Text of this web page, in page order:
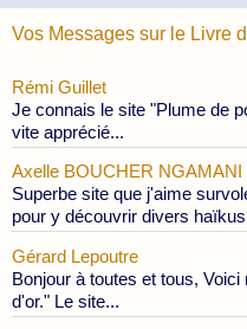
Vos Messages sur le Livre
Rémi Guillet
Je connais le site "Plume de
vite apprécié...
Axelle BOUCHER NGAMANI
Superbe site que j'aime
pour y découvrir divers
Gérard Lepoutre
Bonjour à toutes et tous,
d'or." Le site...